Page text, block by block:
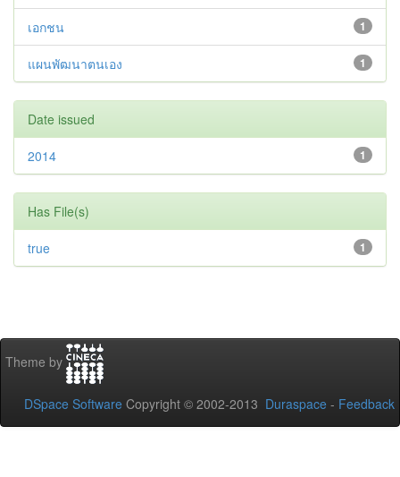
1
เอกชน
1
แผนพัฒนาตนเอง
Date issued
1
2014
Has File(s)
1
true
Theme by
DSpace Software Copyright © 2002-2013 Duraspace - Feedback